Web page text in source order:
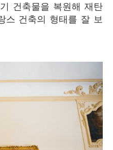
건축물을 복원해 재탄
스 건축의 형태를 잘 보